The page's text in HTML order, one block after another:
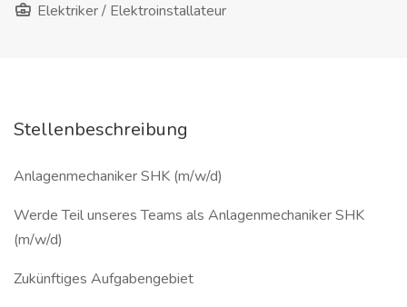
Elektriker / Elektroinstallateur
Stellenbeschreibung
Anlagenmechaniker SHK (m/w/d)
Werde Teil unseres Teams als Anlagenmechaniker SHK
(m/w/d)
Zukünftiges Aufgabengebiet